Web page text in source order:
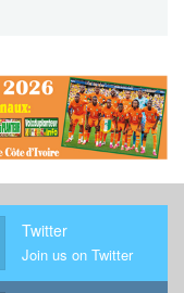
Twitter
Join us on Twitter